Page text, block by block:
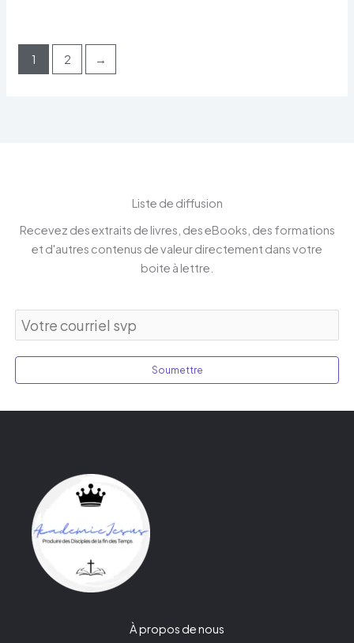
1 2 →
Liste de diffusion
Recevez des extraits de livres, des eBooks, des formations
et d'autres contenus de valeur directement dans votre
boite à lettre.
Soumettre
À propos de nous